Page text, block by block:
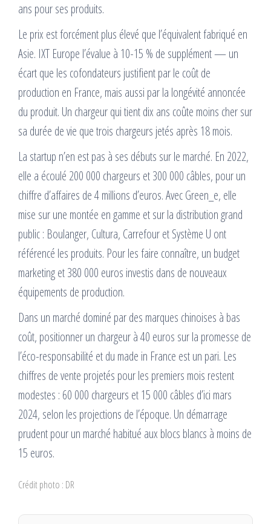
ans pour ses produits.
Le prix est forcément plus élevé que l’équivalent fabriqué en
Asie. IXT Europe l’évalue à 10-15 % de supplément — un
écart que les cofondateurs justifient par le coût de
production en France, mais aussi par la longévité annoncée
du produit. Un chargeur qui tient dix ans coûte moins cher sur
sa durée de vie que trois chargeurs jetés après 18 mois.
La startup n’en est pas à ses débuts sur le marché. En 2022,
elle a écoulé 200 000 chargeurs et 300 000 câbles, pour un
chiffre d’affaires de 4 millions d’euros. Avec Green_e, elle
mise sur une montée en gamme et sur la distribution grand
public : Boulanger, Cultura, Carrefour et Système U ont
référencé les produits. Pour les faire connaître, un budget
marketing et 380 000 euros investis dans de nouveaux
équipements de production.
Dans un marché dominé par des marques chinoises à bas
coût, positionner un chargeur à 40 euros sur la promesse de
l’éco-responsabilité et du made in France est un pari. Les
chiffres de vente projetés pour les premiers mois restent
modestes : 60 000 chargeurs et 15 000 câbles d’ici mars
2024, selon les projections de l’époque. Un démarrage
prudent pour un marché habitué aux blocs blancs à moins de
15 euros.
Crédit photo : DR